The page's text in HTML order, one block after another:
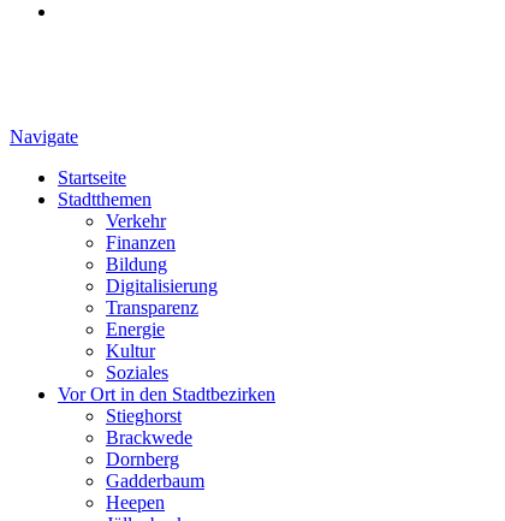
Navigate
Startseite
Stadtthemen
Verkehr
Finanzen
Bildung
Digitalisierung
Transparenz
Energie
Kultur
Soziales
Vor Ort in den Stadtbezirken
Stieghorst
Brackwede
Dornberg
Gadderbaum
Heepen